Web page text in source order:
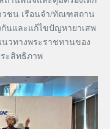
วชน เรือนจำ/ทัณฑสถาน
นและแก้ไขปัญหายาเสพ
วทางพระราชทานของ
ระสิทธิภาพ